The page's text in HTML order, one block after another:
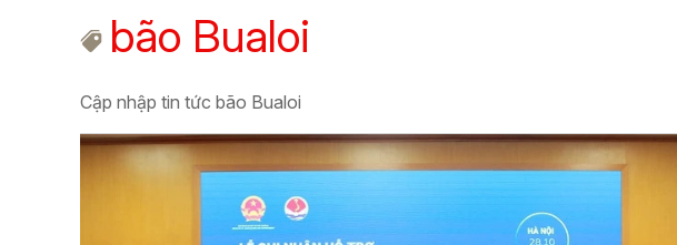
bão Bualoi
Cập nhập tin tức bão Bualoi